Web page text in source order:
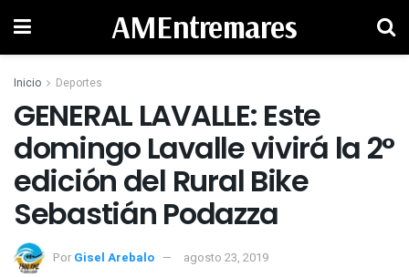
AMEntremares
Inicio Deportes
GENERAL LAVALLE: Este
domingo Lavalle vivirá la 2°
edición del Rural Bike
Sebastián Podazza
Por Gisel Arebalo agosto 23, 2019